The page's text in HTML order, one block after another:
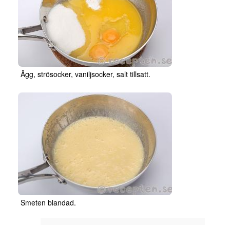
Ägg, strösocker, vaniljsocker, salt tillsatt.
Smeten blandad.